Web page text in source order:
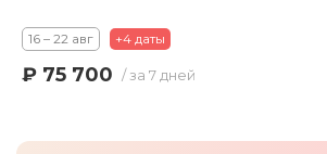
16 – 22 авг +4 даты
₽ 75 700 / за 7 дней